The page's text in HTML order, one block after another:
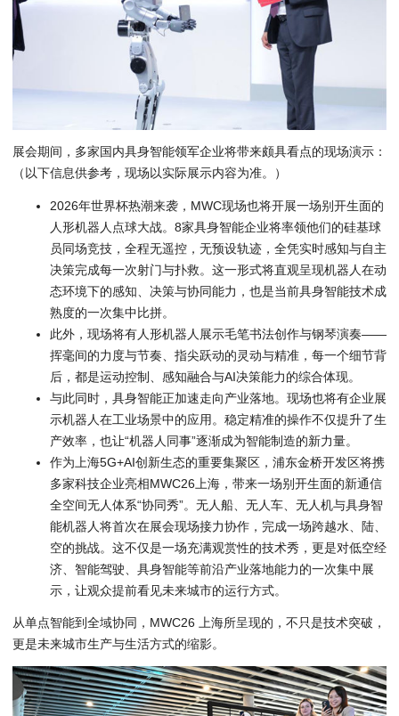
展会期间，多家国内具身智能领军企业将带来颇具看点的现场演示：
（以下信息供参考，现场以实际展示内容为准。）
2026年世界杯热潮来袭，MWC现场也将开展一场别开生面的
人形机器人点球大战。8家具身智能企业将率领他们的硅基球
员同场竞技，全程无遥控，无预设轨迹，全凭实时感知与自主
决策完成每一次射门与扑救。这一形式将直观呈现机器人在动
态环境下的感知、决策与协同能力，也是当前具身智能技术成
熟度的一次集中比拼。
此外，现场将有人形机器人展示毛笔书法创作与钢琴演奏——
挥毫间的力度与节奏、指尖跃动的灵动与精准，每一个细节背
后，都是运动控制、感知融合与AI决策能力的综合体现。
与此同时，具身智能正加速走向产业落地。现场也将有企业展
示机器人在工业场景中的应用。稳定精准的操作不仅提升了生
产效率，也让“机器人同事”逐渐成为智能制造的新力量。
作为上海5G+AI创新生态的重要集聚区，浦东金桥开发区将携
多家科技企业亮相MWC26上海，带来一场别开生面的新通信
全空间无人体系“协同秀”。无人船、无人车、无人机与具身智
能机器人将首次在展会现场接力协作，完成一场跨越水、陆、
空的挑战。这不仅是一场充满观赏性的技术秀，更是对低空经
济、智能驾驶、具身智能等前沿产业落地能力的一次集中展
示，让观众提前看见未来城市的运行方式。
从单点智能到全域协同，MWC26 上海所呈现的，不只是技术突破，
更是未来城市生产与生活方式的缩影。